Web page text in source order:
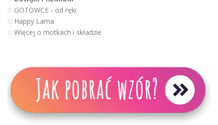
♡ GOTOWCE - od ręki
♡ Happy Lama
♡ Więcej o motkach i składzie